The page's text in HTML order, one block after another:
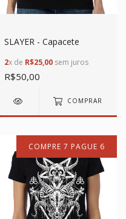
SLAYER - Capacete
2x de R$25,00 sem juros
R$50,00
COMPRAR
COMPRE 7 PAGUE 6